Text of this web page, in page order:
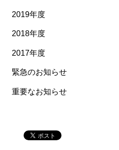
2019年度
2018年度
2017年度
緊急のお知らせ
重要なお知らせ